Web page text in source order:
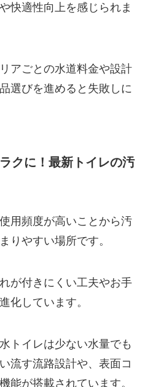
快適性向上を感じられま
アごとの水道料金や設計
選びを進めると失敗しに
クに！最新トイレの汚
用頻度が高いことから汚
りやすい場所です。
が付きにくい工夫やお手
化しています。
トイレは少ない水量でも
流す流路設計や、表面コ
能が搭載されています。